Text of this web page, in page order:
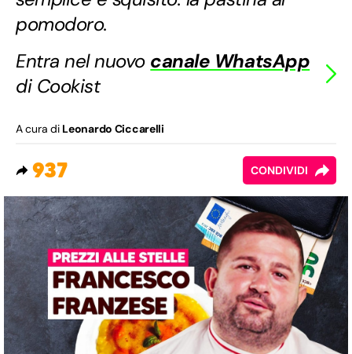
pomodoro.
Entra nel nuovo canale WhatsApp
di Cookist
A cura di Leonardo Ciccarelli
937 CONDIVIDI